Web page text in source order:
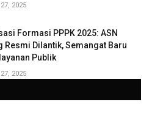
2025
Formasi PPPK 2025: ASN
Resmi Dilantik, Semangat Baru
Publik
2025